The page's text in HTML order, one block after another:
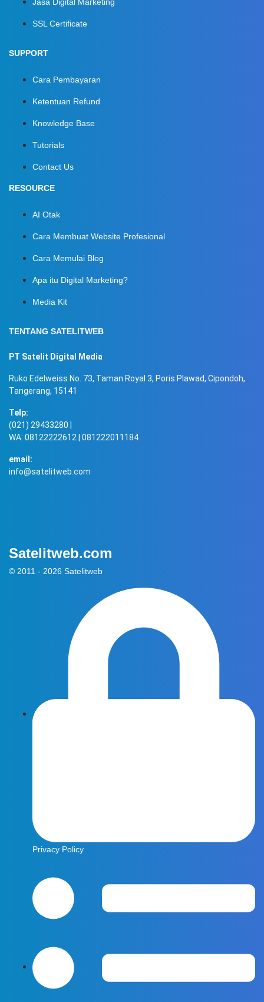
SSL Certificate
SUPPORT
Cara Pembayaran
Ketentuan Refund
Knowledge Base
Tutorials
Contact Us
RESOURCE
AI Otak
Cara Membuat Website Profesional
Cara Memulai Blog
Apa itu Digital Marketing?
Media Kit
TENTANG SATELITWEB
PT Satelit Digital Media
Ruko Edelweiss No. 73, Taman Royal 3, Poris Plawad, Cipondoh,
Tangerang, 15141
Telp:
(021) 29433280 |
WA: 08122222612 | 081222011184
email:
info@satelitweb.com
Satelitweb.com
© 2011 - 2026 Satelitweb
Privacy Policy